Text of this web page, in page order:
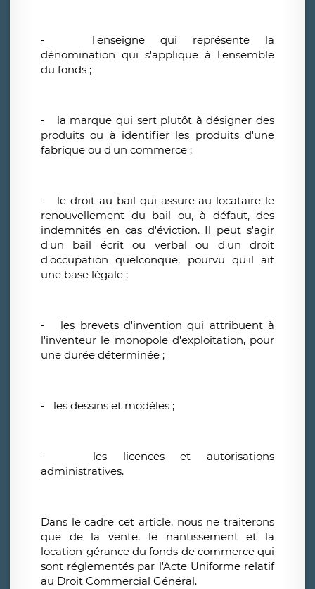
- l'enseigne qui représente la
dénomination qui s'applique à l'ensemble
du fonds ;
- la marque qui sert plutôt à désigner des
produits ou à identifier les produits d'une
fabrique ou d'un commerce ;
- le droit au bail qui assure au locataire le
renouvellement du bail ou, à défaut, des
indemnités en cas d'éviction. Il peut s'agir
d'un bail écrit ou verbal ou d'un droit
d'occupation quelconque, pourvu qu'il ait
une base légale ;
- les brevets d'invention qui attribuent à
l'inventeur le monopole d'exploitation, pour
une durée déterminée ;
- les dessins et modèles ;
- les licences et autorisations
administratives.
Dans le cadre cet article, nous ne traiterons
que de la vente, le nantissement et la
location-gérance du fonds de commerce qui
sont réglementés par l'Acte Uniforme relatif
au Droit Commercial Général.